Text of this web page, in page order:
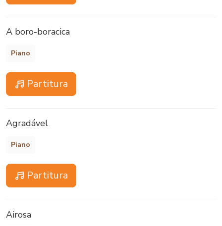
A boro-boracica
Piano
Partitura
Agradável
Piano
Partitura
Airosa